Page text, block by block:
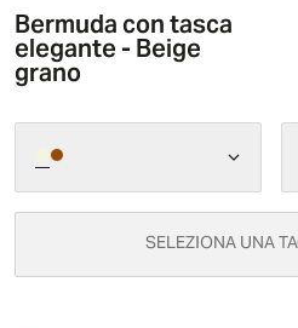
Bermuda con tasca
elegante - Beige
grano
SELEZIONA UNA